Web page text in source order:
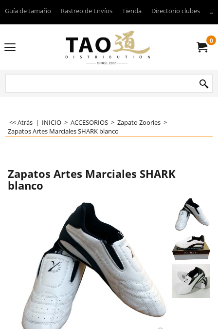
Guía de tamaño Rastreo de Envíos Tienda Directorio clubes
0
<< Atrás | INICIO > ACCESORIOS > Zapato Zoories >
Zapatos Artes Marciales SHARK blanco
Zapatos Artes Marciales SHARK
blanco